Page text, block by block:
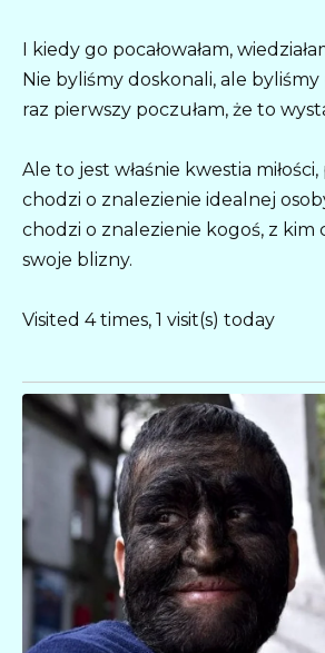
I kiedy go pocałowałam,
Nie byliśmy doskonali, ale byliśmy
raz pierwszy poczułam, że to
Ale to jest właśnie kwestia
chodzi o znalezienie idealnej
chodzi o znalezienie kogoś, z kim
swoje blizny.
Visited 4 times, 1 visit(s) today